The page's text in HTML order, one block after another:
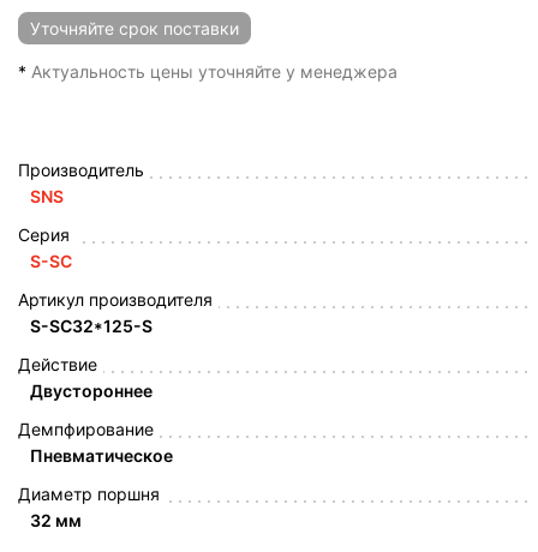
Уточняйте срок поставки
* Актуальность цены уточняйте у менеджера
Производитель
SNS
Серия
S-SC
Артикул производителя
S-SC32*125-S
Действие
Двустороннее
Демпфирование
Пневматическое
Диаметр поршня
32 мм